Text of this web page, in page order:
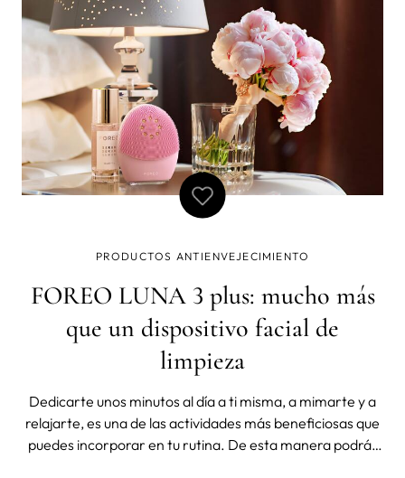
to Face Sheet Mask pa
PRODUCTOS ANTIENVEJECIMIENTO
FOREO LUNA 3 plus: mucho más
que un dispositivo facial de
limpieza
Dedicarte unos minutos al día a ti misma, a mimarte y a
relajarte, es una de las actividades más beneficiosas que
puedes incorporar en tu rutina. De esta manera podrás